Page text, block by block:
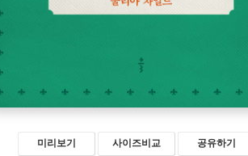
미리보기 사이즈비교 공유하기